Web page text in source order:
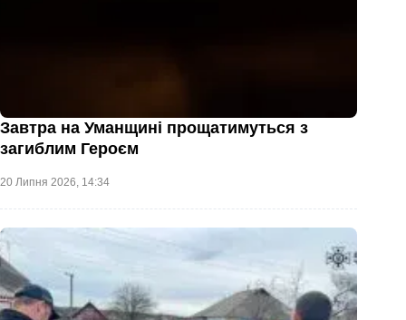
Завтра на Уманщині прощатимуться з
загиблим Героєм
20 Липня 2026, 14:34